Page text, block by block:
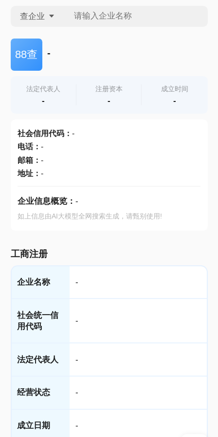
查企业
查企业
查产地
88查 -
法定代表人
-
注册资本
-
成立时间
-
社会信用代码： -
电话： -
邮箱： -
地址： -
企业信息概览： -
如上信息由AI大模型全网搜索生成，请甄别使用!
工商注册
企业名称 -
社会统一信
用代码
-
法定代表人 -
经营状态 -
成立日期 -